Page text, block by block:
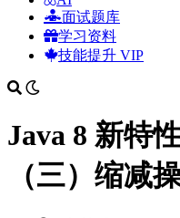
面试题库
学习资料
技能提升 VIP
Java 8 新特
（三）缩减